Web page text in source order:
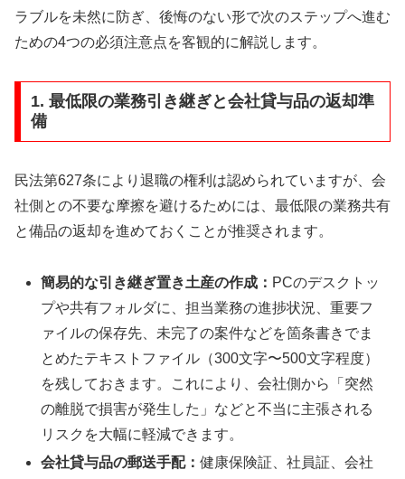
ラブルを未然に防ぎ、後悔のない形で次のステップへ進む
ための4つの必須注意点を客観的に解説します。
1. 最低限の業務引き継ぎと会社貸与品の返却準
備
民法第627条により退職の権利は認められていますが、会
社側との不要な摩擦を避けるためには、最低限の業務共有
と備品の返却を進めておくことが推奨されます。
簡易的な引き継ぎ置き土産の作成： PCのデスクトッ
プや共有フォルダに、担当業務の進捗状況、重要フ
ァイルの保存先、未完了の案件などを箇条書きでま
とめたテキストファイル（300文字〜500文字程度）
を残しておきます。これにより、会社側から「突然
の離脱で損害が発生した」などと不当に主張される
リスクを大幅に軽減できます。
会社貸与品の郵送手配：健康保険証、社員証、会社